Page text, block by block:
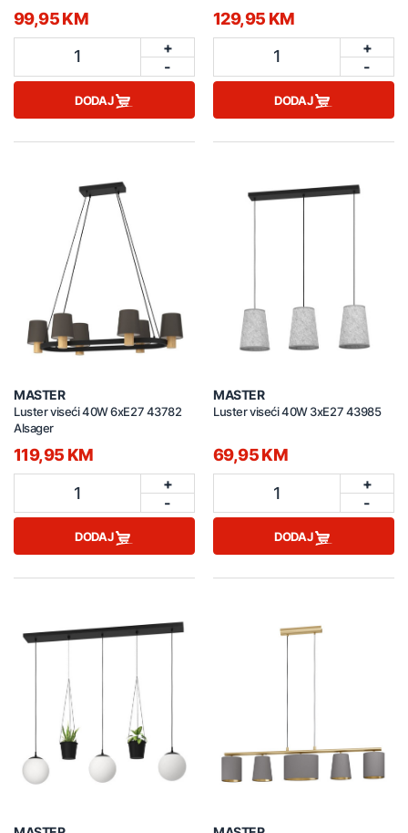
99,95 KM
1
+
-
DODAJ
129,95 KM
1
+
-
DODAJ
MASTER
Luster viseći 40W 6xE27 43782
Alsager
119,95 KM
1
+
-
DODAJ
MASTER
Luster viseći 40W 3xE27 43985
69,95 KM
1
+
-
DODAJ